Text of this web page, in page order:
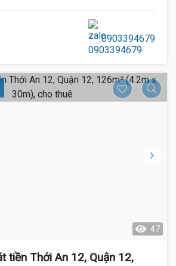
0903394679
47
tiền Thới An 12, Quận 12,